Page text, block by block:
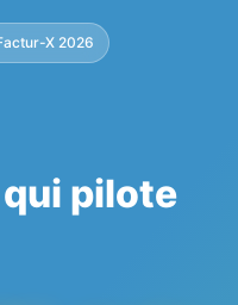
X 2026
qui pilote